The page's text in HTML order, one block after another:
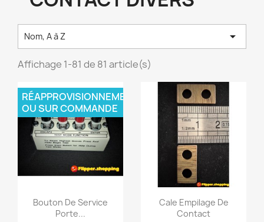
Nom, A à Z 
Affichage 1-81 de 81 article(s)
Bouton De Service
Porte...
RÉAPPROVISIONNEMENT
OU SUR COMMANDE
Cale Empilage De
Contact